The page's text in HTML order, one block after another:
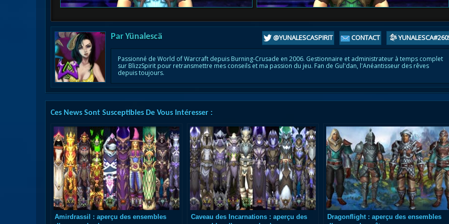
Par Yünalescä CONTACT
@YUNALESCASPIRIT
Passionné de World of Warcraft depuis Burning-Crusade en 2006. Gestionnaire et administrateur à temps complet
sur BlizzSpirit pour retransmettre mes conseils et ma passion du jeu. Fan de Gul'dan, l'Anéantisseur des rêves
depuis toujours.
Ces News Sont Susceptibles De Vous Intéresser :
Amirdrassil : aperçu des ensembles
Caveau des Incarnations : aperçu des
Dragonflight : aperçu des ensembles